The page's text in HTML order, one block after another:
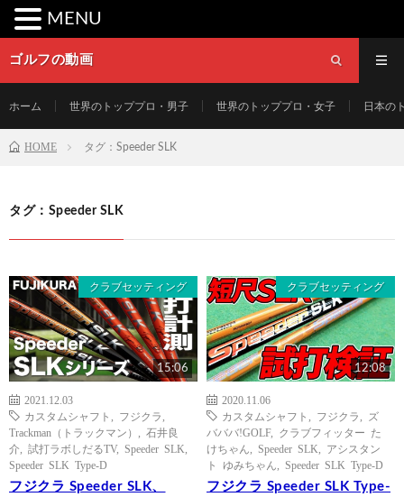
ゴルフの動画
ホーム 世界のトッププロ・男子 世界のトッププロ・女子 日本の
HOME タグ：Speeder SLK
タグ：Speeder SLK
クラブセッティング
15:06
2021.12.03
カスタムシャフト
フジクラ
Trackman（トラックマン）
石井良
介
試打ラボしだるTV, Speeder SLK
Speeder SLK Type-D
フジクラ Speeder SLK、
クラブセッティング
12:08
2020.11.06
カスタムシャフト
フジクラ
ズ
バババ!GOLF, クラブフィッター た
けちゃん
Speeder SLK
アシスタン
ト ゆみちゃん
Speeder SLK Type-D
フジクラ Speeder SLK Type-
MENU